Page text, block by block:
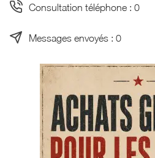
Consultation téléphone : 0
Messages envoyés : 0